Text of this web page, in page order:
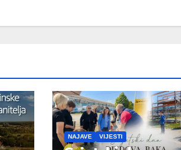
NAJAVE VIJESTI